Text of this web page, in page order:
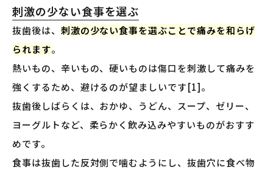
刺激の少ない食事を選ぶ
抜歯後は、 刺激の少ない食事を選ぶことで痛みを和らげ
られます。
熱いもの、辛いもの、硬いものは傷口を刺激して痛みを
強くするため、避けるのが望ましいです[1]。
抜歯後しばらくは、おかゆ、うどん、スープ、ゼリー、
ヨーグルトなど、柔らかく飲み込みやすいものがおすす
めです。
食事は抜歯した反対側で噛むようにし、抜歯穴に食べ物